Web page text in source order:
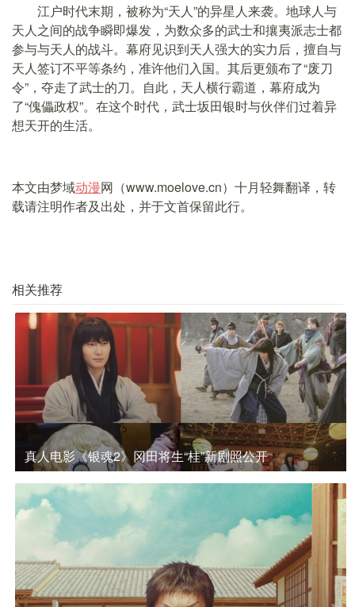
江户时代末期，被称为“天人”的异星人来袭。地球人与
天人之间的战争瞬即爆发，为数众多的武士和攘夷派志士都
参与与天人的战斗。幕府见识到天人强大的实力后，擅自与
天人签订不平等条约，准许他们入国。其后更颁布了“废刀
令”，夺走了武士的刀。自此，天人横行霸道，幕府成为
了“傀儡政权”。在这个时代，武士坂田银时与伙伴们过着异
想天开的生活。
本文由梦域动漫网（www.moelove.cn）十月轻舞翻译，转
载请注明作者及出处，并于文首保留此行。
相关推荐
真人电影《银魂2》冈田将生“桂”新剧照公开